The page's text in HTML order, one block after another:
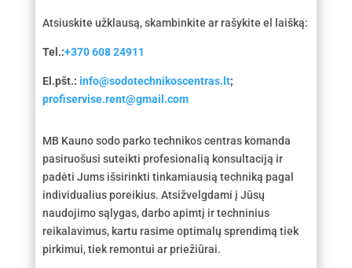
Atsiuskite užklausą, skambinkite ar rašykite el laišką:
Tel.:+370 608 24911
El.pšt.: info@sodotechnikoscentras.lt;
profiservise.rent@gmail.com
MB Kauno sodo parko technikos centras komanda
pasiruošusi suteikti profesionalią konsultaciją ir
padėti Jums išsirinkti tinkamiausią techniką pagal
individualius poreikius. Atsižvelgdami į Jūsų
naudojimo sąlygas, darbo apimtį ir techninius
reikalavimus, kartu rasime optimalų sprendimą tiek
pirkimui, tiek remontui ar priežiūrai.